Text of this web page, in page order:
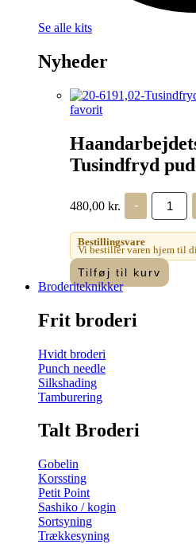
Se alle kits
Nyheder
favorit
Tusindfryd
480,00 kr. -
Fremme
-
pude
VO
antal
Bestillingsvare
Vi bestiller varen hjem til
Tilføj til kurv
Broderiteknikker
Frit broderi
Hvidt broderi
Punch needle
Silkshading
Tamburering
Talt Broderi
Gobelin
Korssting
Petit Point
Sashiko / kogin
Sortsyning
Trækkesyning